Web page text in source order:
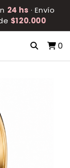
24 hs · Envío
$120.000
0